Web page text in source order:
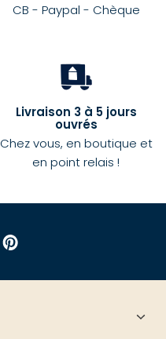
CB - Paypal - Chèque
Livraison 3 à 5 jours
ouvrés
Chez vous, en boutique et
en point relais !